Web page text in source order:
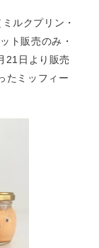
ルクプリン・
ト販売のみ・
21日より販売
たミッフィー